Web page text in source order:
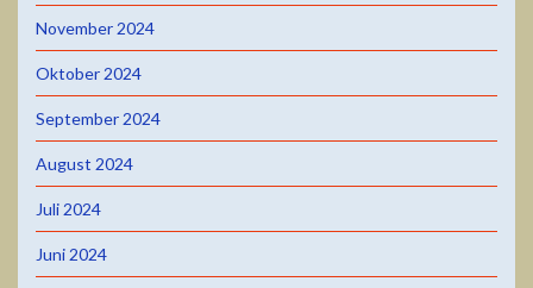
November 2024
Oktober 2024
September 2024
August 2024
Juli 2024
Juni 2024